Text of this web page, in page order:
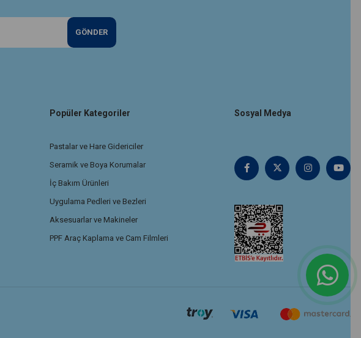
GÖNDER
Popüler Kategoriler
Pastalar ve Hare Gidericiler
Seramik ve Boya Korumalar
İç Bakım Ürünleri
Uygulama Pedleri ve Bezleri
Aksesuarlar ve Makineler
PPF Araç Kaplama ve Cam Filmleri
Sosyal Medya